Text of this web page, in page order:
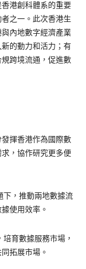
香港創科體系的重要
之一。此次香港生
內地數字經濟產業
的動力和活力；有
跨境流通，促進數
揮香港作為國際數
，協作研究更多便
下，推動兩地數據流
使用效率。
培育數據服務市場，
拓展市場。